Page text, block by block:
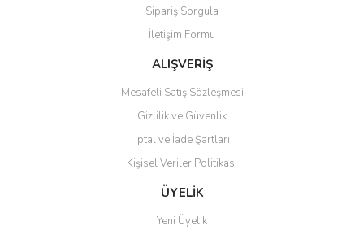
Ürün bilgilerinde hatalar bulunuyor.
Ürün fiyatı diğer sitelerden daha pahalı.
Bu ürüne benzer farklı alternatifler olmalı.
Gönder
Sipariş Sorgula
İletişim Formu
ALIŞVERİŞ
Mesafeli Satış Sözleşmesi
Gizlilik ve Güvenlik
İptal ve İade Şartları
Kişisel Veriler Politikası
ÜYELİK
Yeni Üyelik